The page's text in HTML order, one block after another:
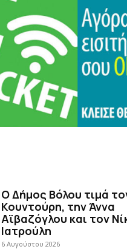
Ο Δήμος Βόλου τιμά
Κουντούρη, την Άννα
Αϊβαζόγλου και τον
Ιατρούλη
6 Αυγούστου 2026